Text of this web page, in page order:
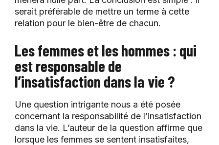
serait préférable de mettre un terme à cette
relation pour le bien-être de chacun.
Les femmes et les hommes : qui
est responsable de
l’insatisfaction dans la vie ?
Une question intrigante nous a été posée
concernant la responsabilité de l’insatisfaction
dans la vie. L’auteur de la question affirme que
lorsque les femmes se sentent insatisfaites,